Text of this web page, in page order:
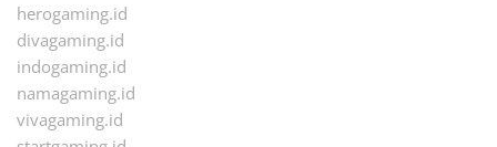
herogaming.id
divagaming.id
indogaming.id
namagaming.id
vivagaming.id